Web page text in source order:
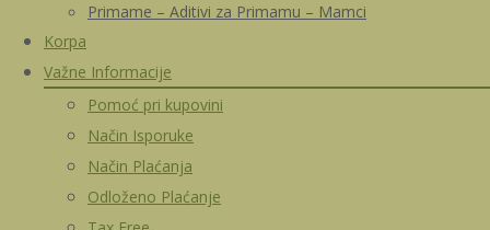
Primame – Aditivi za Primamu – Mamci
Korpa
Važne Informacije
Pomoć pri kupovini
Način Isporuke
Način Plaćanja
Odloženo Plaćanje